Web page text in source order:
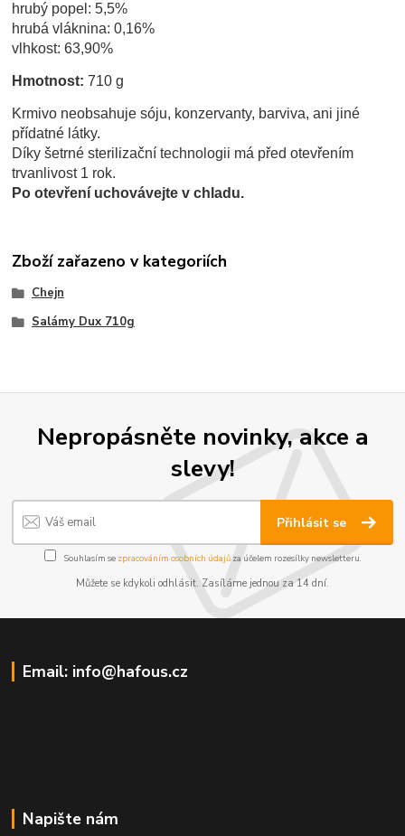
hrubý popel: 5,5%
hrubá vláknina: 0,16%
vlhkost: 63,90%
Hmotnost: 710 g
Krmivo neobsahuje sóju, konzervanty, barviva, ani jiné
přídatné látky.
Díky šetrné sterilizační technologii má před otevřením
trvanlivost 1 rok.
Po otevření uchovávejte v chladu.
Zboží zařazeno v kategoriích
Chejn
Salámy Dux 710g
Nepropásněte novinky, akce a
slevy!
Přihlásit se
Souhlasím se zpracováním osobních údajůza účelem rozesílky newsletteru.
Můžete se kdykoli odhlásit. Zasíláme jednou za 14 dní.
Email: info@hafous.cz
Napište nám